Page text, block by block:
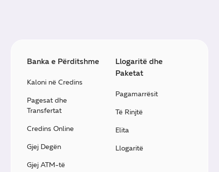
Banka e Përditshme
Kaloni në Credins
Pagesat dhe
Transfertat
Credins Online
Gjej Degën
Gjej ATM-të
Llogaritë dhe
Paketat
Pagamarrësit
Të Rinjtë
Elita
Llogaritë